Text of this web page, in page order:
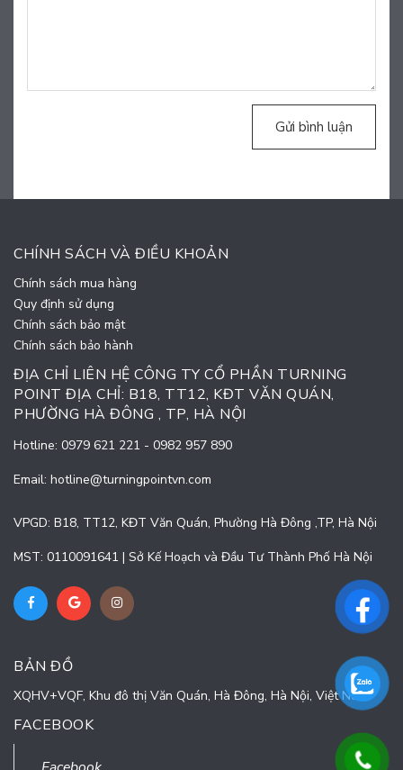
Gửi bình luận
CHÍNH SÁCH VÀ ĐIỀU KHOẢN
Chính sách mua hàng
Quy định sử dụng
Chính sách bảo mật
Chính sách bảo hành
ĐỊA CHỈ LIÊN HỆ CÔNG TY CỔ PHẦN TURNING
POINT ĐỊA CHỈ: B18, TT12, KĐT VĂN QUÁN,
PHƯỜNG HÀ ĐÔNG , TP, HÀ NỘI
Hotline: 0979 621 221 - 0982 957 890
Email: hotline@turningpointvn.com
VPGD: B18, TT12, KĐT Văn Quán, Phường Hà Đông ,TP, Hà Nội
MST: 0110091641 | Sở Kế Hoạch và Đầu Tư Thành Phố Hà Nội
BẢN ĐỒ
XQHV+VQF, Khu đô thị Văn Quán, Hà Đông, Hà Nội, Việt Nam
FACEBOOK